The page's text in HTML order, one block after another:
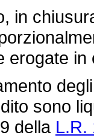
erogate in
sono
della L.R.